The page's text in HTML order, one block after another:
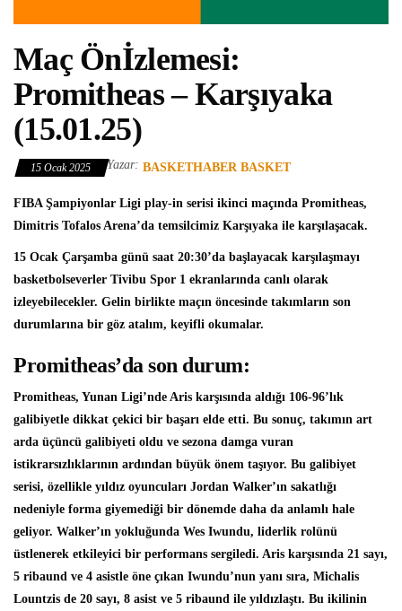
Maç Önİzlemesi:
Promitheas – Karşıyaka
(15.01.25)
15 Ocak 2025 Yazar: BASKETHABER BASKET
FIBA Şampiyonlar Ligi play-in serisi ikinci maçında Promitheas,
Dimitris Tofalos Arena’da temsilcimiz Karşıyaka ile karşılaşacak.
15 Ocak Çarşamba günü saat 20:30’da başlayacak karşılaşmayı
basketbolseverler Tivibu Spor 1 ekranlarında canlı olarak
izleyebilecekler. Gelin birlikte maçın öncesinde takımların son
durumlarına bir göz atalım, keyifli okumalar.
Promitheas’da son durum:
Promitheas, Yunan Ligi’nde Aris karşısında aldığı 106-96’lık
galibiyetle dikkat çekici bir başarı elde etti. Bu sonuç, takımın art
arda üçüncü galibiyeti oldu ve sezona damga vuran
istikrarsızlıklarının ardından büyük önem taşıyor. Bu galibiyet
serisi, özellikle yıldız oyuncuları Jordan Walker’ın sakatlığı
nedeniyle forma giyemediği bir dönemde daha da anlamlı hale
geliyor. Walker’ın yokluğunda Wes Iwundu, liderlik rolünü
üstlenerek etkileyici bir performans sergiledi. Aris karşısında 21 sayı,
5 ribaund ve 4 asistle öne çıkan Iwundu’nun yanı sıra, Michalis
Lountzis de 20 sayı, 8 asist ve 5 ribaund ile yıldızlaştı. Bu ikilinin